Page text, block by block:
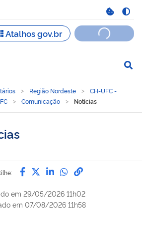
de navegação
Região Nordeste
CH-UFC -
Comunicação Notícias
Compartilhe por Facebook
Compartilhe por Twitter
Compartilhe por
Compartilhe
link para
em 29/05/2026 11h02
em 07/08/2026 11h58